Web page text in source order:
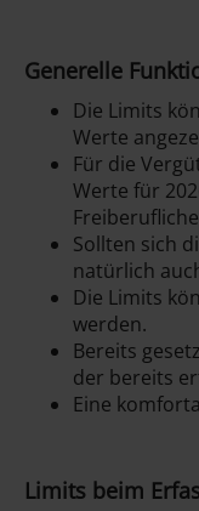
Generelle
Die Limits
Werte
Für die
Werte für
Sollten sich
natürlich
Die Limits
werden.
Bereits
der bereits
Eine
Limits beim